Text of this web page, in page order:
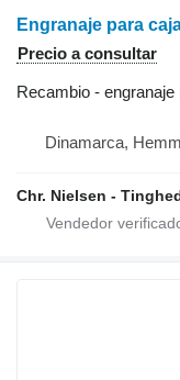
Precio a consultar
Recambio -
Dinamarca,
Chr. Nielsen -